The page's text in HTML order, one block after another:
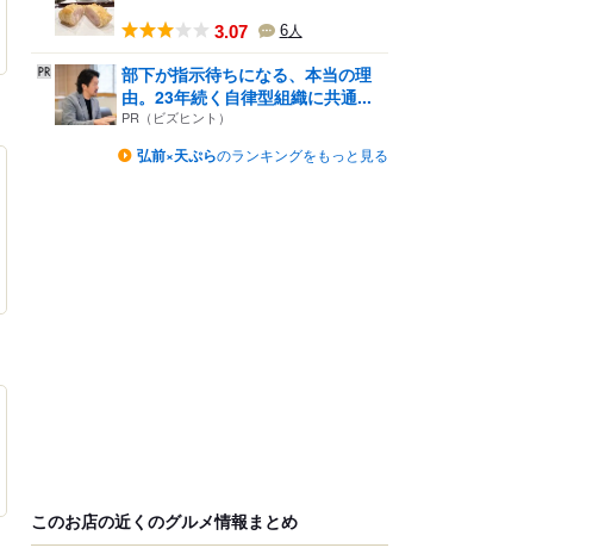
3.07 6人
部下が指示待ちになる、本当の理
由。23年続く自律型組織に共通...
PR（ビズヒント）
弘前×天ぷらのランキングをもっと見る
このお店の近くのグルメ情報まとめ